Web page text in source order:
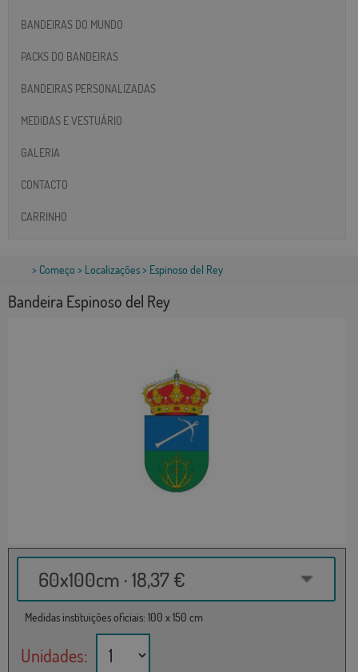
BANDEIRAS DO MUNDO
PACKS DO BANDEIRAS
BANDEIRAS PERSONALIZADAS
MEDIDAS E VESTUÁRIO
GALERIA
CONTACTO
CARRINHO
> Começo > Localizações> Espinoso del Rey
Bandeira Espinoso del Rey
60x100cm · 18,37 €
Medidas instituições oficiais: 100 x 150 cm
Unidades: